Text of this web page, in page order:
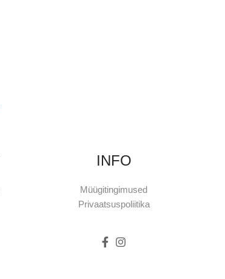
INFO
Müügitingimused
Privaatsuspoliitika